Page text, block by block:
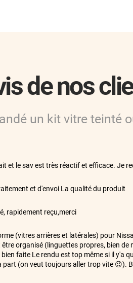
de nos
un kit vitre teinté
et le sav est très réactif et efficace. Je
et d'envoi La qualité du produit
rapidement reçu,merci
(vitres arrières et latérales) pour
organisé (linguettes propres, bien
faite Le rendu est top même si il y'a
part (on veut toujours aller trop vite 😉).